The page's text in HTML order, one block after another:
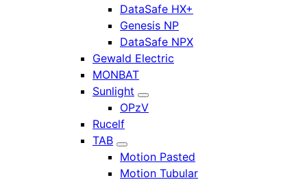
DataSafe HX+
Genesis NP
DataSafe NPX
Gewald Electric
MONBAT
Sunlight
OPzV
Rucelf
TAB
Motion Pasted
Motion Tubular